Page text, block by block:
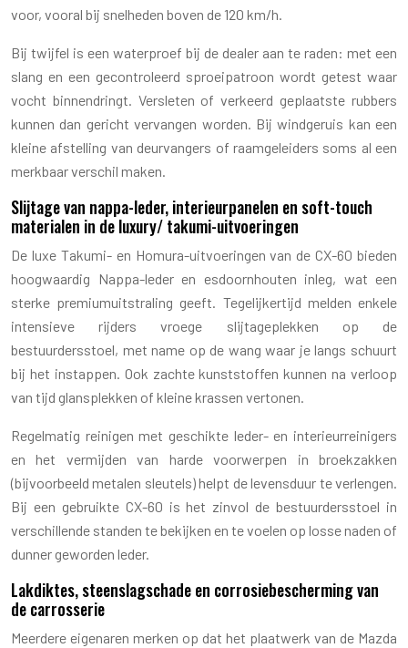
voor, vooral bij snelheden boven de 120 km/h.
Bij twijfel is een waterproef bij de dealer aan te raden: met een
slang en een gecontroleerd sproeipatroon wordt getest waar
vocht binnendringt. Versleten of verkeerd geplaatste rubbers
kunnen dan gericht vervangen worden. Bij windgeruis kan een
kleine afstelling van deurvangers of raamgeleiders soms al een
merkbaar verschil maken.
Slijtage van nappa-leder, interieurpanelen en soft-touch
materialen in de luxury/ takumi-uitvoeringen
De luxe Takumi- en Homura-uitvoeringen van de CX-60 bieden
hoogwaardig Nappa-leder en esdoornhouten inleg, wat een
sterke premiumuitstraling geeft. Tegelijkertijd melden enkele
intensieve rijders vroege slijtageplekken op de
bestuurdersstoel, met name op de wang waar je langs schuurt
bij het instappen. Ook zachte kunststoffen kunnen na verloop
van tijd glansplekken of kleine krassen vertonen.
Regelmatig reinigen met geschikte leder- en interieurreinigers
en het vermijden van harde voorwerpen in broekzakken
(bijvoorbeeld metalen sleutels) helpt de levensduur te verlengen.
Bij een gebruikte CX-60 is het zinvol de bestuurdersstoel in
verschillende standen te bekijken en te voelen op losse naden of
dunner geworden leder.
Lakdiktes, steenslagschade en corrosiebescherming van
de carrosserie
Meerdere eigenaren merken op dat het plaatwerk van de Mazda